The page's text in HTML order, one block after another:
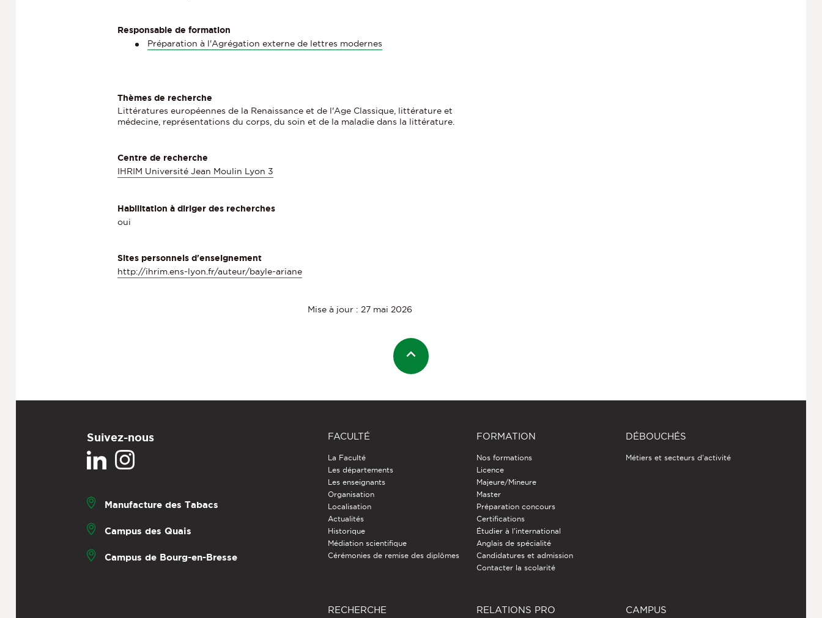
Responsable de formation
Préparation à l'Agrégation externe de lettres modernes
Thèmes de recherche
Littératures européennes de la Renaissance et de l'Age Classique, littérature et
médecine, représentations du corps, du soin et de la maladie dans la littérature.
Centre de recherche
IHRIM Université Jean Moulin Lyon 3
Habilitation à diriger des recherches
oui
Sites personnels d'enseignement
http://ihrim.ens-lyon.fr/auteur/bayle-ariane
Mise à jour : 27 mai 2026
Suivez-nous
Manufacture des Tabacs
Campus des Quais
Campus de Bourg-en-Bresse
FACULTÉ
La Faculté
Les départements
Les enseignants
Organisation
Localisation
Actualités
Historique
Médiation scientifique
Cérémonies de remise des diplômes
FORMATION
Nos formations
Licence
Majeure/Mineure
Master
Préparation concours
Certifications
Étudier à l'international
Anglais de spécialité
Candidatures et admission
Contacter la scolarité
DÉBOUCHÉS
Métiers et secteurs d'activité
RECHERCHE RELATIONS PRO CAMPUS